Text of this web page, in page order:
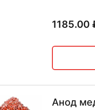
1185.00
Анод